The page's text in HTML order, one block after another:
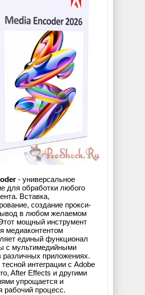
- универсальное
для обработки любого
Вставка,
создание прокси-
в любом желаемом
мощный инструмент
медиаконтентом
единый функционал
с мультимедийными
приложениях.
интеграции с Adobe
After Effects и другими
упрощается и
рабочий процесс.